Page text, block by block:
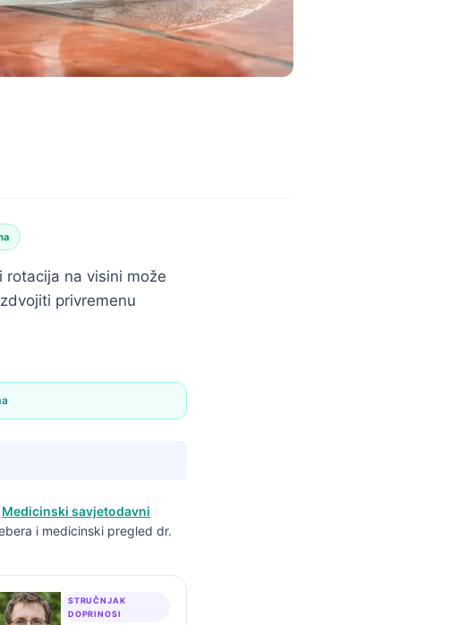
rotacija na visini može
privremenu
Medicinski savjetodavni
i medicinski pregled dr.
STRUČNJAK
DOPRINOSI